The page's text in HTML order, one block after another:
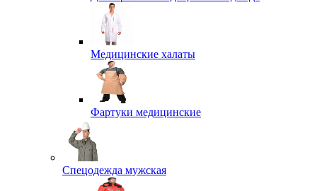
Медицинские халаты
Фартуки медицинские
Спецодежда мужская